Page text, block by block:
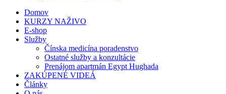
Domov
KURZY NAŽIVO
E-shop
Služby
Čínska medicína poradenstvo
Ostatné služby a konzultácie
Prenájom apartmán Egypt Hughada
ZAKÚPENÉ VIDEÁ
Články